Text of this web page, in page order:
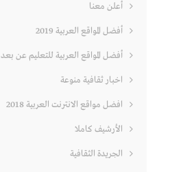
أعلن معنا
أفضل المواقع العربية 2019
أفضل المواقع العربية للتعليم عن بعد
اخبار ثقافية منوعة
افضل مواقع الانترنت العربية 2018
الأرشيف كاملا
الجريدة الثقافية